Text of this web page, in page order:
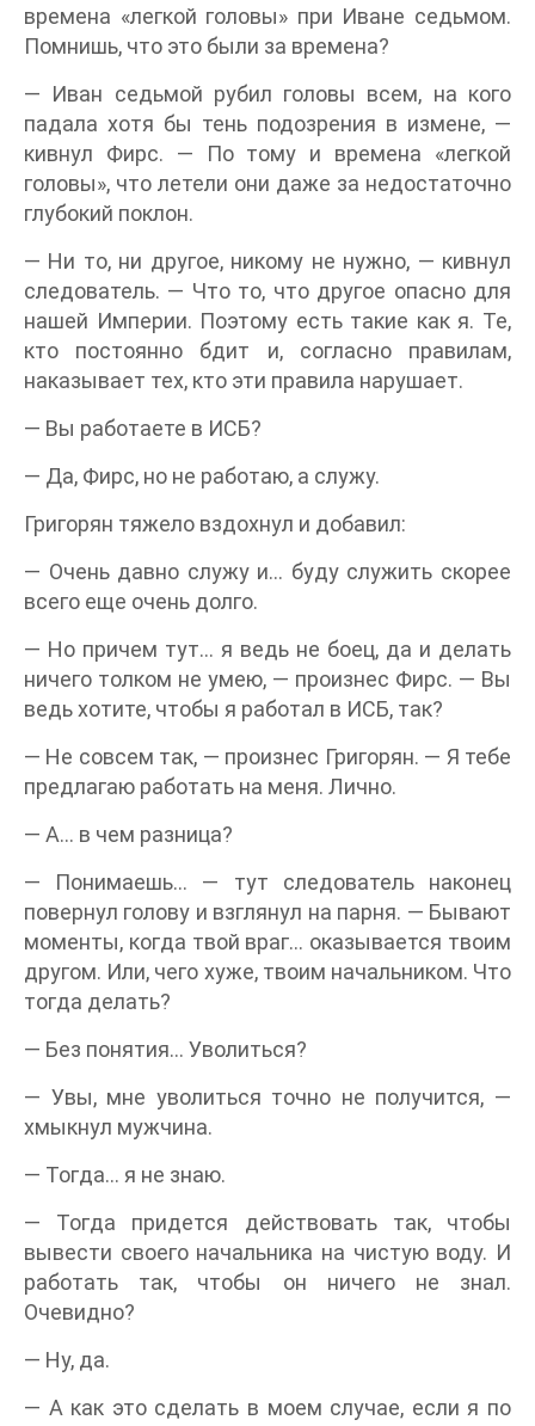
времена «легкой головы» при Иване седьмом.
Помнишь, что это были за времена?
— Иван седьмой рубил головы всем, на кого
падала хотя бы тень подозрения в измене, —
кивнул Фирс. — По тому и времена «легкой
головы», что летели они даже за недостаточно
глубокий поклон.
— Ни то, ни другое, никому не нужно, — кивнул
следователь. — Что то, что другое опасно для
нашей Империи. Поэтому есть такие как я. Те,
кто постоянно бдит и, согласно правилам,
наказывает тех, кто эти правила нарушает.
— Вы работаете в ИСБ?
— Да, Фирс, но не работаю, а служу.
Григорян тяжело вздохнул и добавил:
— Очень давно служу и… буду служить скорее
всего еще очень долго.
— Но причем тут… я ведь не боец, да и делать
ничего толком не умею, — произнес Фирс. — Вы
ведь хотите, чтобы я работал в ИСБ, так?
— Не совсем так, — произнес Григорян. — Я тебе
предлагаю работать на меня. Лично.
— А… в чем разница?
— Понимаешь… — тут следователь наконец
повернул голову и взглянул на парня. — Бывают
моменты, когда твой враг… оказывается твоим
другом. Или, чего хуже, твоим начальником. Что
тогда делать?
— Без понятия… Уволиться?
— Увы, мне уволиться точно не получится, —
хмыкнул мужчина.
— Тогда… я не знаю.
— Тогда придется действовать так, чтобы
вывести своего начальника на чистую воду. И
работать так, чтобы он ничего не знал.
Очевидно?
— Ну, да.
— А как это сделать в моем случае, если я по